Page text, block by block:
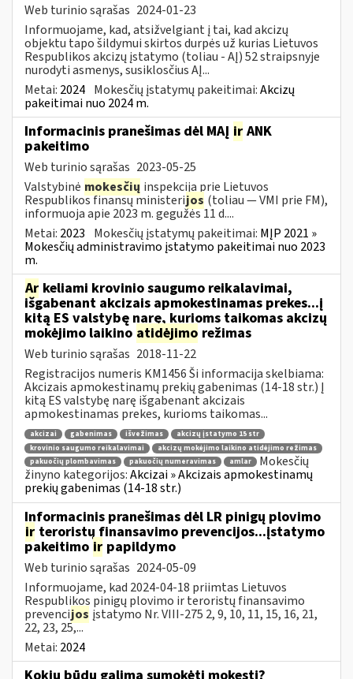
Web turinio sąrašas 2024-01-23
Informuojame, kad, atsižvelgiant į tai, kad akcizų
objektu tapo šildymui skirtos durpės už kurias Lietuvos
Respublikos akcizų įstatymo (toliau - AĮ) 52 straipsnyje
nurodyti asmenys, susiklosčius AĮ...
Metai: 2024 Mokesčių įstatymų pakeitimai:Akcizų
pakeitimai nuo 2024 m.
Informacinis pranešimas dėl MAĮ ir ANK
pakeitimo
Web turinio sąrašas 2023-05-25
Valstybinė mokesčių inspekcija prie Lietuvos
Respublikos finansų ministerijos (toliau — VMI prie FM),
informuoja apie 2023 m. gegužės 11 d....
Metai: 2023 Mokesčių įstatymų pakeitimai: MĮP 2021 »
Mokesčių administravimo įstatymo pakeitimai nuo 2023
m.
Ar keliami krovinio saugumo reikalavimai,
išgabenant akcizais apmokestinamas prekes...į
kitą ES valstybę narę, kurioms taikomas akcizų
mokėjimo laikino atidėjimo režimas
Web turinio sąrašas 2018-11-22
Registracijos numeris KM1456 Ši informacija skelbiama:
Akcizais apmokestinamų prekių gabenimas (14-18 str.) Į
kitą ES valstybę narę išgabenant akcizais
apmokestinamas prekes, kurioms taikomas...
akcizai gabenimas išvežimas
akcizų įstatymo 15 str
krovinio saugumo reikalavimai
akcizų mokėjimo laikino atidėjimo režimas
pakuočių plombavimas
pakuočių numeravimas amlar
Mokesčių
žinyno kategorijos:Akcizai » Akcizais apmokestinamų
prekių gabenimas (14-18 str.)
Informacinis pranešimas dėl LR pinigų plovimo
ir teroristų finansavimo prevencijos...įstatymo
pakeitimo ir papildymo
Web turinio sąrašas 2024-05-09
Informuojame, kad 2024-04-18 priimtas Lietuvos
Respublikos pinigų plovimo ir teroristų finansavimo
prevencijos įstatymo Nr. VIII-275 2, 9, 10, 11, 15, 16, 21,
22, 23, 25,...
Metai: 2024
Kokiu būdu galima sumokėti mokestį?